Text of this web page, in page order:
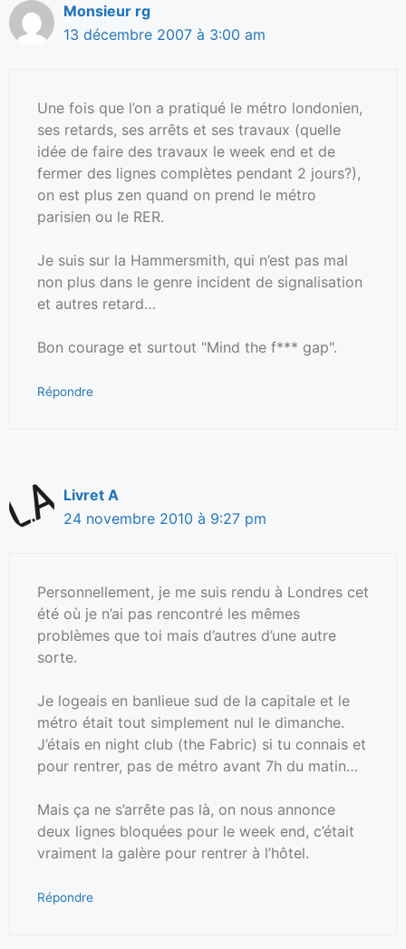
Monsieur rg
13 décembre 2007 à 3:00 am
Une fois que l’on a pratiqué le métro londonien,
ses retards, ses arrêts et ses travaux (quelle
idée de faire des travaux le week end et de
fermer des lignes complètes pendant 2 jours?),
on est plus zen quand on prend le métro
parisien ou le RER.
Je suis sur la Hammersmith, qui n’est pas mal
non plus dans le genre incident de signalisation
et autres retard…
Bon courage et surtout "Mind the f*** gap".
Répondre
Livret A
24 novembre 2010 à 9:27 pm
Personnellement, je me suis rendu à Londres cet
été où je n’ai pas rencontré les mêmes
problèmes que toi mais d’autres d’une autre
sorte.
Je logeais en banlieue sud de la capitale et le
métro était tout simplement nul le dimanche.
J’étais en night club (the Fabric) si tu connais et
pour rentrer, pas de métro avant 7h du matin…
Mais ça ne s’arrête pas là, on nous annonce
deux lignes bloquées pour le week end, c’était
vraiment la galère pour rentrer à l’hôtel.
Répondre